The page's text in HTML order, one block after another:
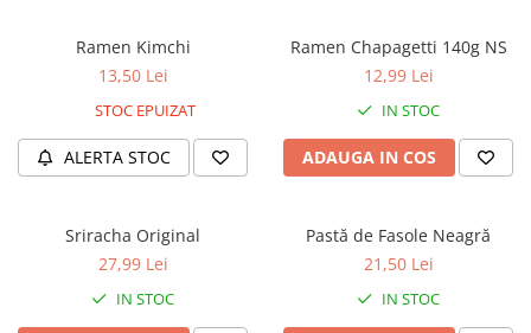
Ramen Kimchi
13,50 Lei
STOC EPUIZAT
ALERTA STOC
Ramen Chapagetti 140g NS
12,99 Lei
IN STOC
ADAUGA IN COS
Sriracha Original
27,99 Lei
IN STOC
Pastă de Fasole Neagră
21,50 Lei
IN STOC